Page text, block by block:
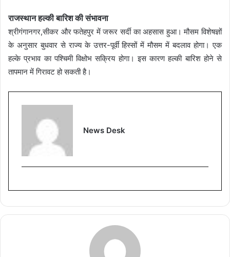
राजस्थान हल्की बारिश की संभावना
श्रीगंगानगर,सीकर और फतेहपुर में जरूर सर्दी का अहसास हुआ। मौसम विशेषज्ञों
के अनुसार बुधवार से राज्य के उत्तर-पूर्वी हिस्सों में मौसम में बदलाव होगा। एक
हल्के प्रभाव का पश्चिमी विक्षोभ सक्रिय होगा। इस कारण हल्की बारिश होने से
तापमान में गिरावट हो सकती है।
News Desk